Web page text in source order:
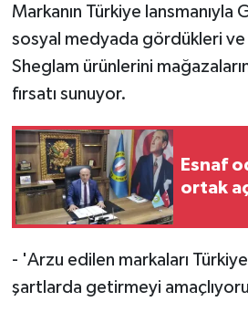
Markanın Türkiye
sosyal medyada gördükleri
Sheglam ürünlerini
fırsatı sunuyor.
Esnaf
ortak
- 'Arzu edilen markaları
şartlarda getirmeyi